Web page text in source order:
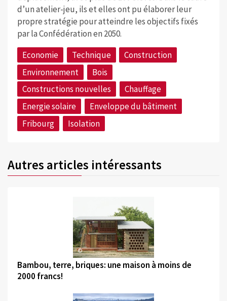
d’un atelier-jeu, ils et elles ont pu élaborer leur
propre stratégie pour atteindre les objectifs fixés
par la Confédération en 2050.
Economie
Technique
Construction
Environnement
Bois
Constructions nouvelles
Chauffage
Energie solaire
Enveloppe du bâtiment
Fribourg
Isolation
Autres articles intéressants
©
Bambou, terre, briques: une maison à moins de
2000 francs!